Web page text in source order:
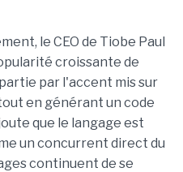
le CEO de Tiobe Paul
croissante de
par l'accent mis sur
en générant un code
que le langage est
un concurrent direct du
continuent de se